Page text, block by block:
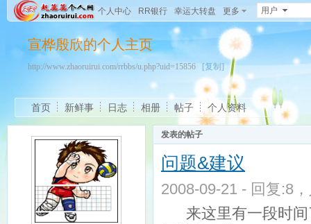
个人中心 RR银行 幸运大转盘 更多 用户
宣桦殷欣的个人主页
http://www.zhaoruirui.com/rrbbs/u.php?uid=15856 [复制]
首页 新鲜事 日志 相册 帖子 个人资料
发表的帖子
问题&建议
2008-09-21 - 回复:8
来这里有一段时间